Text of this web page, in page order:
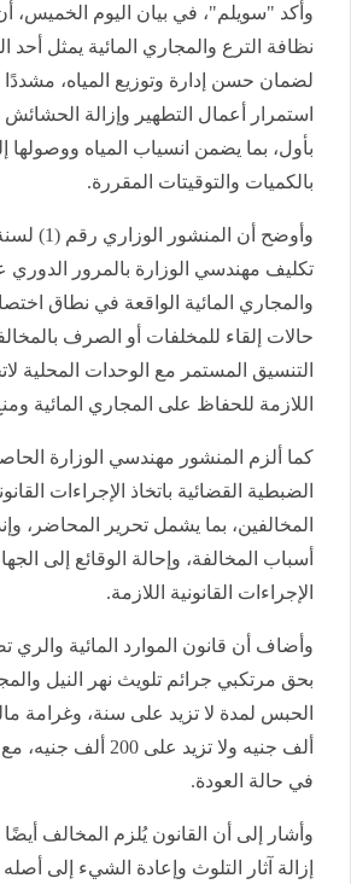
وأكد "سويلم"، في بيان اليوم الخميس،
نظافة الترع والمجاري المائية يمثل أحد
لضمان حسن إدارة وتوزيع المياه،
استمرار أعمال التطهير وإزالة الحشائش
بأول، بما يضمن انسياب المياه ووصولها
بالكميات والتوقيتات المقررة.
تكليف مهندسي الوزارة بالمرور الدوري
والمجاري المائية الواقعة في نطاق
حالات إلقاء للمخلفات أو الصرف
التنسيق المستمر مع الوحدات المحلية
اللازمة للحفاظ على المجاري المائية
كما ألزم المنشور مهندسي الوزارة
الضبطية القضائية باتخاذ الإجراءات
المخالفين، بما يشمل تحرير المحاضر،
أسباب المخالفة، وإحالة الوقائع إلى
الإجراءات القانونية اللازمة.
وأضاف أن قانون الموارد المائية
بحق مرتكبي جرائم تلويث نهر النيل
ألف جنيه ولا تزيد على
في حالة العودة.
وأشار إلى أن القانون يُلزم المخالف
إزالة آثار التلوث وإعادة الشيء إلى